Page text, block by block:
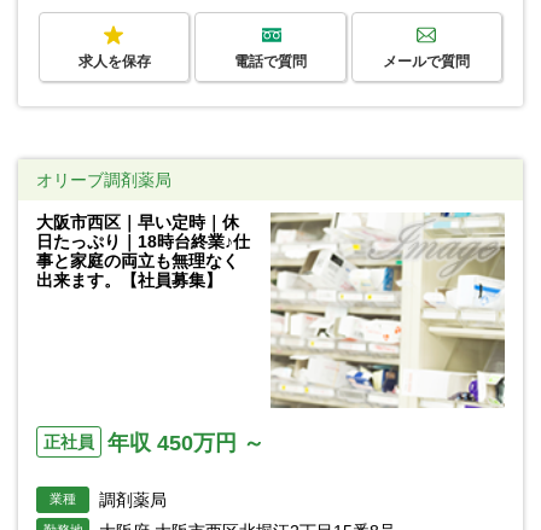
求人を保存 電話で質問 メールで質問
オリーブ調剤薬局
大阪市西区｜早い定時｜休
日たっぷり｜18時台終業♪仕
事と家庭の両立も無理なく
出来ます。【社員募集】
正社員 年収 450万円 ～
業種 調剤薬局